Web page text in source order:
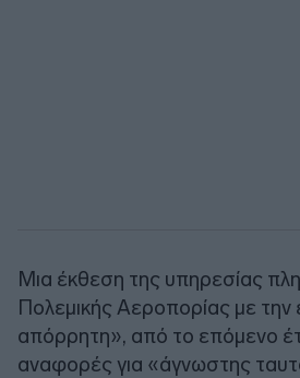
Μια έκθεση της υπηρεσίας
Πολεμικής Αεροπορίας με την
απόρρητη», από το επόμενο
αναφορές για «άγνωστης